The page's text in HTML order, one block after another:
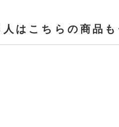
はこちらの商品